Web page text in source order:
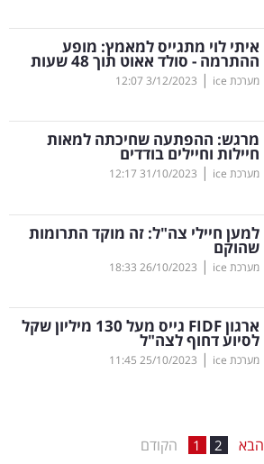
איתי לוי מתגייס למאמץ: מופע
ההתרמה - סולד אאוט תוך 48 שעות
מערכת ice |
3/12/2023
12:07
מרגש: ההפתעה שחיכתה למאות
חיילות וחיילים בודדים
מערכת ice |
31/10/2023
12:17
למען חיילי צה"ל: זה מוקד התרומות
שהוקם
מערכת ice |
26/10/2023
18:33
ארגוןFIDF גייס מעל 130 מיליון שקל
לסיוע דחוף לצה"ל
מערכת ice |
25/10/2023
11:45
הקודם 1 2 הבא